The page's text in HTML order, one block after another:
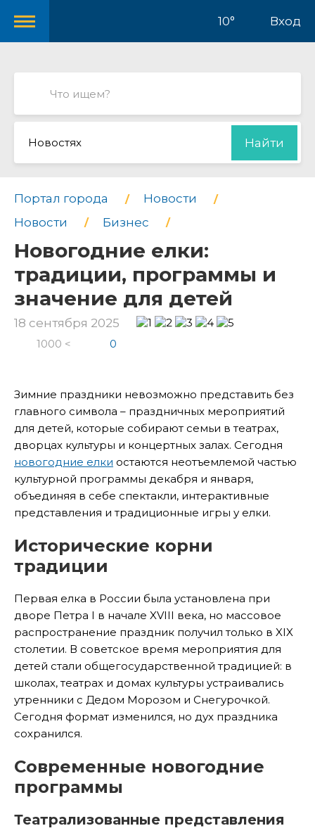
10° Вход
Новостях Найти
Портал города
Новости
Новости
Бизнес
Новогодние елки:
традиции, программы и
значение для детей
18 сентября 2025
1000 < 0
Зимние праздники невозможно представить без
главного символа – праздничных мероприятий
для детей, которые собирают семьи в театрах,
дворцах культуры и концертных залах. Сегодня
новогодние елки остаются неотъемлемой частью
культурной программы декабря и января,
объединяя в себе спектакли, интерактивные
представления и традиционные игры у елки.
Исторические корни
традиции
Первая елка в России была установлена при
дворе Петра I в начале XVIII века, но массовое
распространение праздник получил только в XIX
столетии. В советское время мероприятия для
детей стали общегосударственной традицией: в
школах, театрах и домах культуры устраивались
утренники с Дедом Морозом и Снегурочкой.
Сегодня формат изменился, но дух праздника
сохранился.
Современные новогодние
программы
Театрализованные представления